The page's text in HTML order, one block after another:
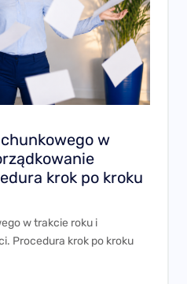
w
krok po kroku
w trakcie roku i
Procedura krok po kroku